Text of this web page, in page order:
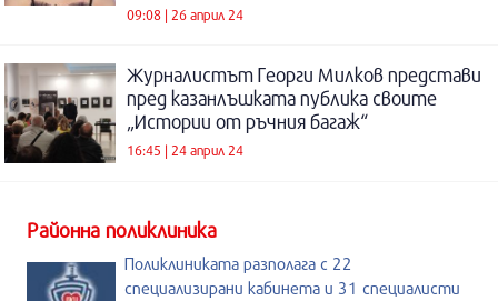
09:08 | 26 април 24
Журналистът Георги Милков представи
пред казанлъшката публика своите
„Истории от ръчния багаж“
16:45 | 24 април 24
Районна поликлиника
Поликлиниката разполага с 22
специализирани кабинета и 31 специалисти